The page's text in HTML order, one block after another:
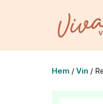
Hem / Vin /